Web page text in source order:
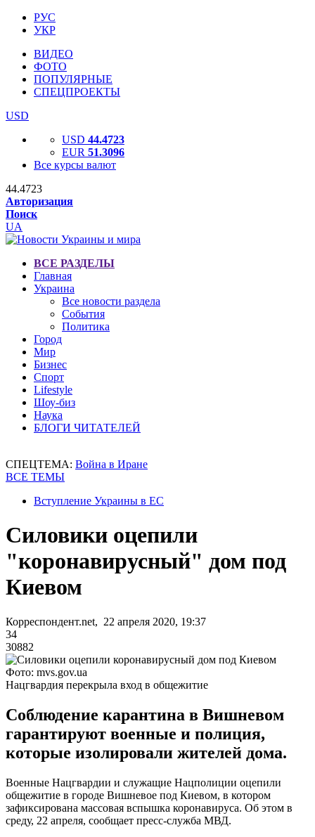
РУС
УКР
ВИДЕО
ФОТО
ПОПУЛЯРНЫЕ
СПЕЦПРОЕКТЫ
USD
USD 44.4723
EUR 51.3096
Все курсы валют
44.4723
Авторизация
Поиск
UA
ВСЕ РАЗДЕЛЫ
Главная
Украина
Все новости раздела
События
Политика
Город
Мир
Бизнес
Спорт
Lifestyle
Шоу-биз
Наука
БЛОГИ ЧИТАТЕЛЕЙ
СПЕЦТЕМА: Война в Иране
ВСЕ ТЕМЫ
Вступление Украины в ЕС
Силовики оцепили
"коронавирусный" дом под
Киевом
Корреспондент.net, 22 апреля 2020, 19:37
34
30882
Фото: mvs.gov.ua
Нацгвардия перекрыла вход в общежитие
Соблюдение карантина в Вишневом
гарантируют военные и полиция,
которые изолировали жителей дома.
Военные Нацгвардии и служащие Нацполиции оцепили
общежитие в городе Вишневое под Киевом, в котором
зафиксирована массовая вспышка коронавируса. Об этом в
среду, 22 апреля, сообщает пресс-служба МВД.